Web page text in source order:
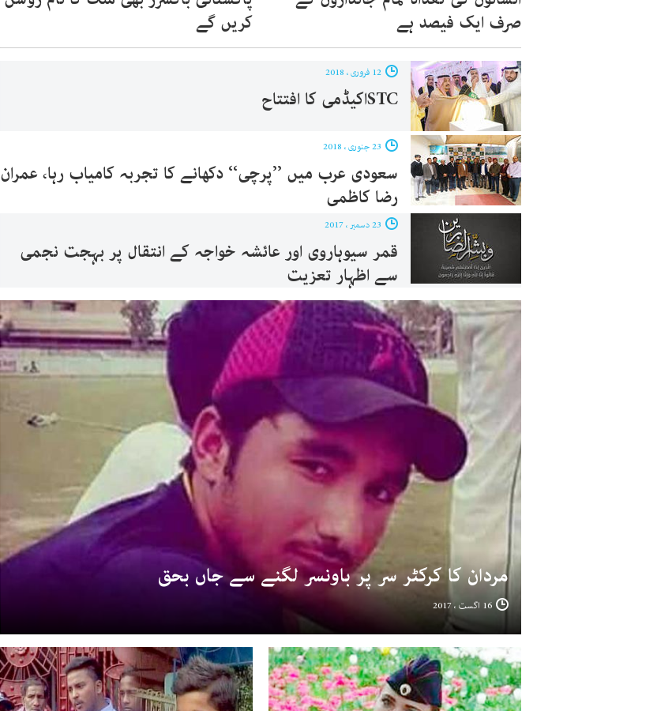
صرف ایک فیصد ہے
کریں گے
STCاکیڈمی کا افتتاح
سعودی عرب میں ’’پرچی‘‘ دکھانے کا تجربہ کامیاب رہا، عمران
رضا کاظمی
قمر سیوہاروی اور عائشہ خواجہ کے انتقال پر بہجت نجمی
سے اظہار تعزیت
مردان کا کرکٹر سر پر باونسر لگنے سے جاں بحق
16 اگست ، 2017